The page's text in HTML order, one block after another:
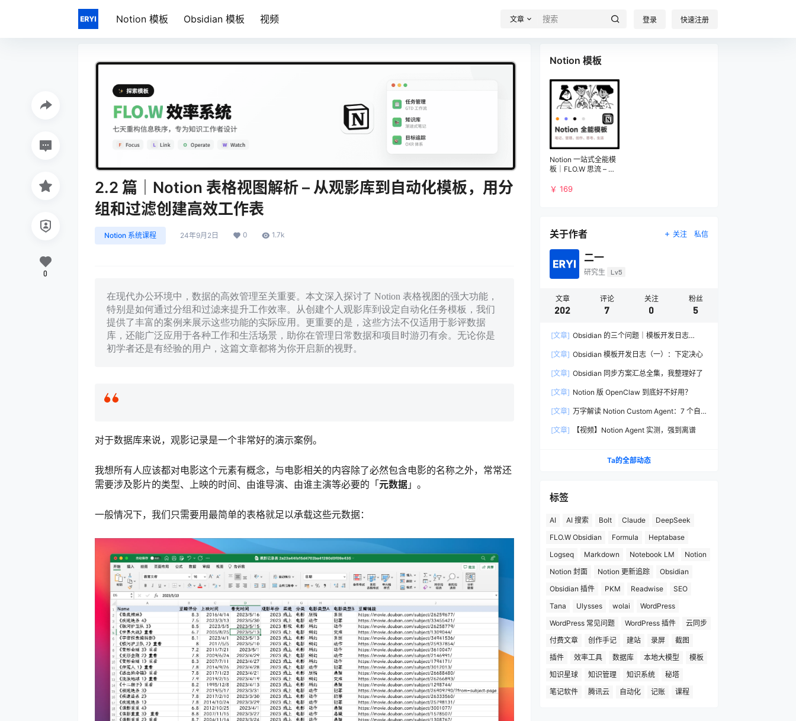
Notion 模板 Obsidian 模板 视频 文章 登录 快速注册
2.2 篇｜Notion 表格视图解析 – 从观影库到自动化模板，用分
组和过滤创建高效工作表
Notion 系统课程 24年9月2日 0 1.7k
在现代办公环境中，数据的高效管理至关重要。本文深入探讨了 Notion 表格视图的强大功能，
特别是如何通过分组和过滤来提升工作效率。从创建个人观影库到设定自动化任务模板，我们
提供了丰富的案例来展示这些功能的实际应用。更重要的是，这些方法不仅适用于影评数据
库，还能广泛应用于各种工作和生活场景，助你在管理日常数据和项目时游刃有余。无论你是
初学者还是有经验的用户，这篇文章都将为你开启新的视野。
对于数据库来说，观影记录是一个非常好的演示案例。
我想所有人应该都对电影这个元素有概念，与电影相关的内容除了必然包含电影的名称之外，常常还
需要涉及影片的类型、上映的时间、由谁导演、由谁主演等必要的「元数据 」。
一般情况下，我们只需要用最简单的表格就足以承载这些元数据：
0
Notion 模板
Notion 一站式全能模
板｜FLO.W 思流 – 专
￥ 169
关于作者 关注 私信
二一
研究生 Lv5
文章
202
评论
7
关注
0
粉丝
5
[文章] Obsidian 的三个问题｜模板开发日志
[文章] Obsidian 模板开发日志（一）：下定决心
[文章] Obsidian 同步方案汇总全集，我整理好了
[文章] Notion 版 OpenClaw 到底好不好用？
[文章] 万字解读 Notion Custom Agent：7 个自
[文章]
【视频】Notion Agent 实测，强到离谱
Ta的全部动态
标签
AI AI 搜索 Bolt Claude
DeepSeek
FLO.W Obsidian
Formula
Heptabase
Logseq
Markdown Notebook LM
Notion
Notion 封面
Notion 更新追踪
Obsidian
Obsidian 插件
PKM Readwise
SEO
Tana
Ulysses wolai
WordPress
WordPress 常见问题
WordPress 插件
云同步
付费文章
创作手记 建站 录屏
截图
插件
效率工具 数据库 本地大模型
模板
知识星球
知识管理 知识系统
秘塔
笔记软件
腾讯云 自动化 记账 课程